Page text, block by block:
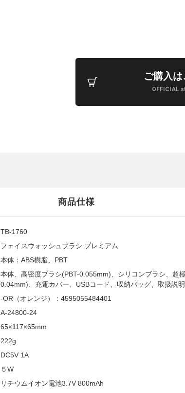
ご購入は
OFFICIAL
商品仕様
TB-1760
フェイスウォッシュブラシ プレミアム
本体：ABS樹脂、PBT
本体、高密度ブラシ(PBT-0.055mm)、シリコンブラシ、超
0.04mm)、充電カバー、USBコード、収納バッグ、取扱説
-OR（オレンジ）：4595055484401
A-24800-24
65×117×65mm
222g
DC5V 1A
５W
リチウムイオン電池3.7V 800mAh